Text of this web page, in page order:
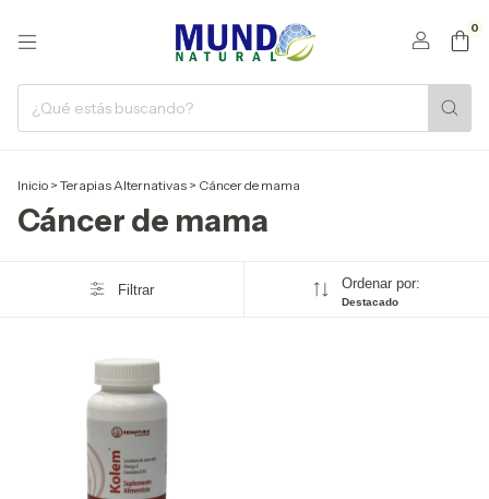
0
Inicio > Terapias Alternativas > Cáncer de mama
Cáncer de mama
Filtrar Ordenar por:
Destacado